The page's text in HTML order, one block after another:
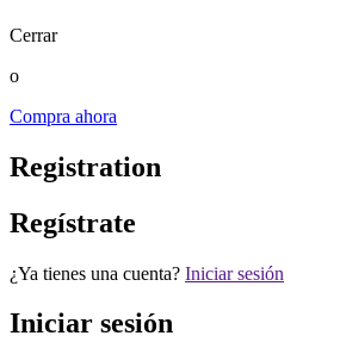
Cerrar
o
Compra ahora
Registration
Regístrate
¿Ya tienes una cuenta? Iniciar sesión
Iniciar sesión